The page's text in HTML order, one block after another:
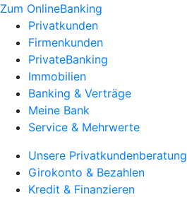
Zum OnlineBanking
Privatkunden
Firmenkunden
PrivateBanking
Immobilien
Banking & Verträge
Meine Bank
Service & Mehrwerte
Unsere Privatkundenberatung
Girokonto & Bezahlen
Kredit & Finanzieren